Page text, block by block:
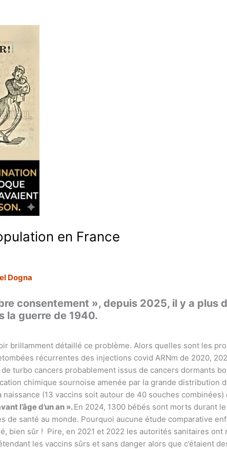
en France
Dogna
consentement », depuis 2025, il y a plus
la guerre de 1940.
brillamment détaillé ce problème. Alors quelles sont les
récurrentes des injections covid ARNm de 2020,
de turbo cancers probablement issus de cancers dormants
chimique sournoise amenée par la grande
naissance (13 vaccins soit autour de 40 souches
l’âge d’un an ».En 2024, 1300 bébés sont morts durant
de santé au monde. Pourquoi aucune étude comparative
bien sûr ! Pire, en 2021 et 2022 les autorités sanitaires
les vaccins sûrs et sans danger alors que c’étaient